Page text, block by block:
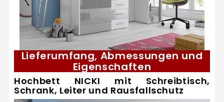
Lieferumfang, Abmessungen und
Eigenschaften
Hochbett NICKI mit Schreibtisch,
Schrank, Leiter und Rausfallschutz